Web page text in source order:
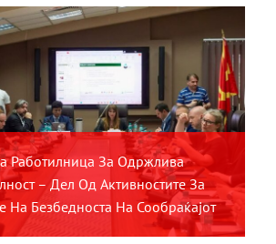
Работилница За Одржлива
– Дел Од Активностите За
На Безбедноста На Сообраќајот